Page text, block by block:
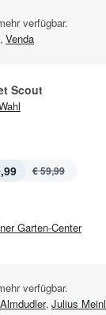
verfügbar.
, Venda
Scout
€ 59,99
Garten-Center
verfügbar.
Almdudler, Julius Meinl